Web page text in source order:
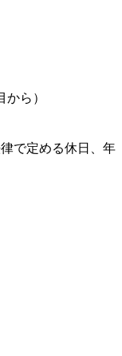
ら）
で定める休日、年